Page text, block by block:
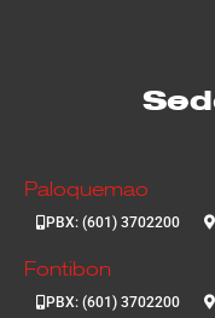
Paloquemao
PBX: (601) 3702200
Fontibon
PBX: (601) 3702200